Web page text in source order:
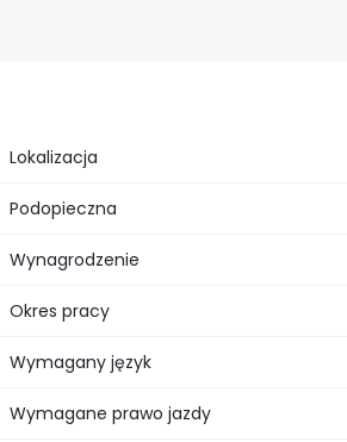
Lokalizacja
Podopieczna
Wynagrodzenie
Okres pracy
Wymagany język
Wymagane prawo jazdy